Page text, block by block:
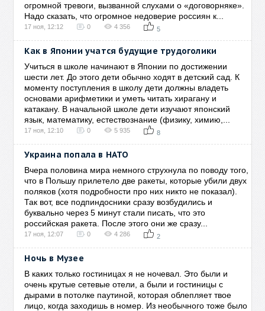
огромной тревоги, вызванной слухами о «договорняке».
Надо сказать, что огромное недоверие россиян к...
17 ноя, 12:12 0 4 356 5
Как в Японии учатся будущие трудоголики
Учиться в школе начинают в Японии по достижении
шести лет. До этого дети обычно ходят в детский сад. К
моменту поступления в школу дети должны владеть
основами арифметики и уметь читать хирагану и
катакану. В начальной школе дети изучают японский
язык, математику, естествознание (физику, химию,...
17 ноя, 12:10 0 5 935 8
Украина попала в НАТО
Вчера половина мира немного струхнула по поводу того,
что в Польшу прилетело две ракеты, которые убили двух
поляков (хотя подробности про них никто не показал).
Так вот, все подпиндосники сразу возбудились и
буквально через 5 минут стали писать, что это
российская ракета. После этого они же сразу...
17 ноя, 12:07 0 4 286 2
Ночь в Музее
В каких только гостиницах я не ночевал. Это были и
очень крутые сетевые отели, а были и гостиницы с
дырами в потолке паутиной, которая облепляет твое
лицо, когда заходишь в номер. Из необычного тоже было